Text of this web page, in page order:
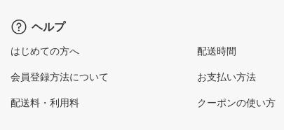
ヘルプ
はじめての方へ
会員登録方法について
配送料・利用料
配送時間
お支払い方法
クーポンの使い方